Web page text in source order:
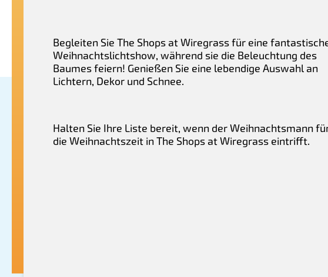
Begleiten Sie The Shops at Wiregrass für eine
Weihnachtslichtshow, während sie die Beleuchtung des
Baumes feiern! Genießen Sie eine lebendige Auswahl an
Lichtern, Dekor und Schnee.
Halten Sie Ihre Liste bereit, wenn der Weihnachtsmann
die Weihnachtszeit in The Shops at Wiregrass eintrifft.